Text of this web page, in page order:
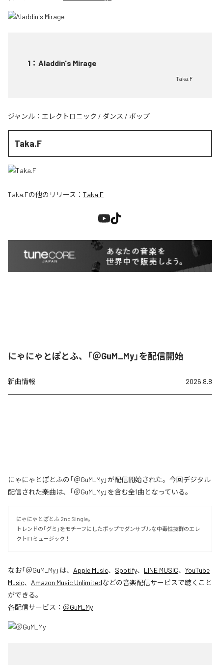
1 ： Aladdin's Mirage
Taka.F
ジャンル： エレクトロニック / ダンス / ポップ
Taka.F
Taka.Fの他のリリース： Taka.F
にゃにゃとぽとふ、「＠GuM_My」を配信開始
新曲情報 2026.8.8
にゃにゃとぽとふの「＠GuM_My」が配信開始された。今回デジタル
配信された楽曲は、「＠GuM_My」を含む全1曲となっている。
にゃにゃとぽとふ 2nd Single。
トレンドの「グミ」をモチーフにしたポップでダンサブルな中毒性抜群のエレ
クトロミュージック！
なお「＠GuM_My」は、 Apple Music、 Spotify、 LINE MUSIC、 YouTube
Music、 Amazon Music Unlimitedなどの音楽配信サービスで聴くこと
ができる。
各配信サービス： ＠GuM_My